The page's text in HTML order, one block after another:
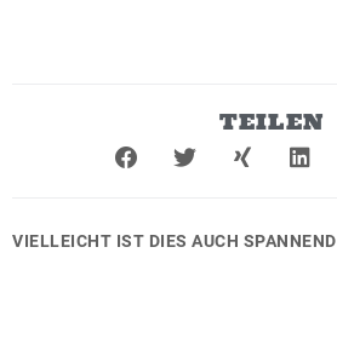
TEILEN
VIELLEICHT IST DIES AUCH SPANNEND